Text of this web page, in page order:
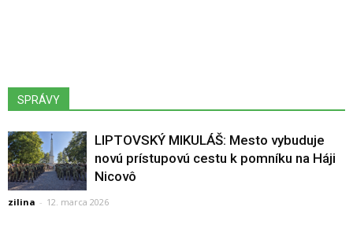
SPRÁVY
LIPTOVSKÝ MIKULÁŠ: Mesto vybuduje
novú prístupovú cestu k pomníku na Háji
Nicovô
zilina - 12. marca 2026